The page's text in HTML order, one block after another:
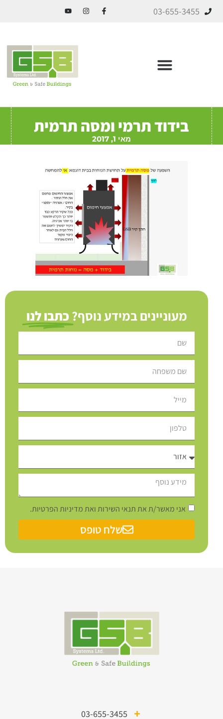
03-655-3455
בידוד תרמי ומסה תרמית
מאי 1, 2017
מעוניינים במידע נוסף? כתבו לנו
אני מאשר/ת את תנאי השירות ואת מדיניות הפרטיות.
שלח טופס
03-655-3455